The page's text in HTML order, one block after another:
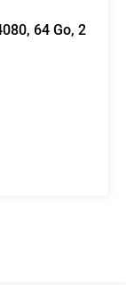
64 Go, 2